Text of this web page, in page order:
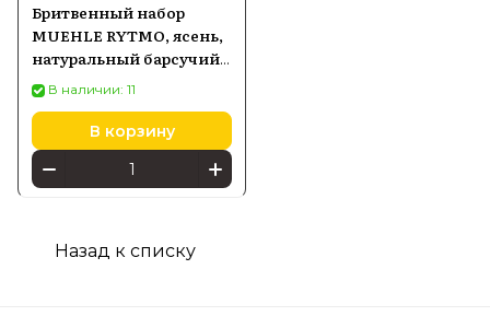
Бритвенный набор
MUEHLE RYTMO, ясень,
натуральный барсучий
ворс, бритва Fusion,
чаша (S 81 H 220 SF)
В наличии: 11
В корзину
Назад к списку